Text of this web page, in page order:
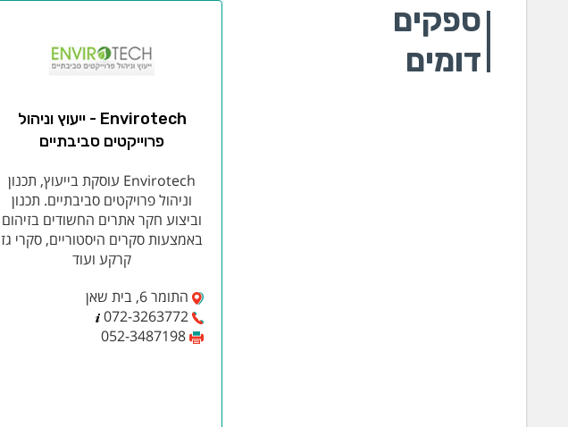
ספקים
דומים
Envirotech - ייעוץ וניהול
פרוייקטים סביבתיים
Envirotech עוסקת בייעוץ, תכנון
וניהול פרויקטים סביבתיים. תכנון
וביצוע חקר אתרים החשודים בזיהום
באמצעות סקרים היסטוריים, סקרי גז
קרקע ועוד
התומר 6, בית שאן
072-3263772
052-3487198